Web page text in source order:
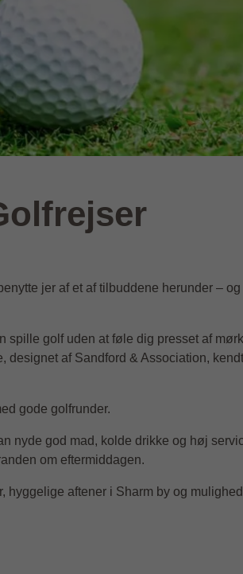
jer af et af tilbuddene herunder –
golf uden at føle dig presset af
designet af Sandford & Association,
gode golfrunder.
nyde god mad, kolde drikke og høj
om eftermiddagen.
hyggelige aftener i Sharm by og